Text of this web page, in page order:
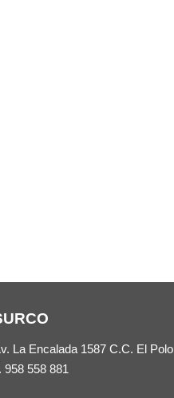
La Encalada 1587 C.C. El Polo
958 558 881